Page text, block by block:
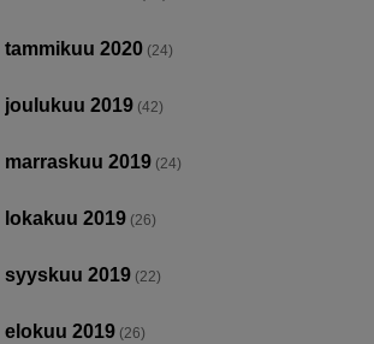
tammikuu 2020 (24)
joulukuu 2019 (42)
marraskuu 2019 (24)
lokakuu 2019 (26)
syyskuu 2019 (22)
elokuu 2019 (26)